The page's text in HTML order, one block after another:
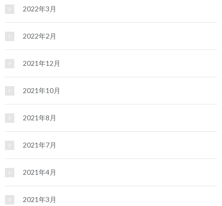
2022年3月
2022年2月
2021年12月
2021年10月
2021年8月
2021年7月
2021年4月
2021年3月